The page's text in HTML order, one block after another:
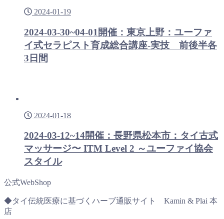
2024-01-19
2024-03-30~04-01開催：東京上野：ユーファ
イ式セラピスト育成総合講座-実技 前後半各
3日間
2024-01-18
2024-03-12~14開催：長野県松本市：タイ古式
マッサージ〜 ITM Level 2 ～ユーファイ協会
スタイル
公式WebShop
◆タイ伝統医療に基づくハーブ通販サイト Kamin & Plai 本
店